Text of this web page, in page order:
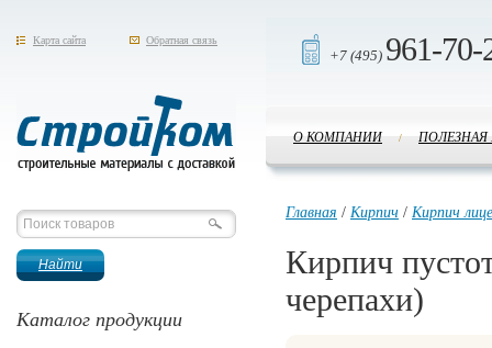
Карта сайта Обратная связь
+7 (495) 961-70-
О КОМПАНИИ /
Каталог продукции
Главная / Кирпич / Кирпич
Кирпич
черепахи)